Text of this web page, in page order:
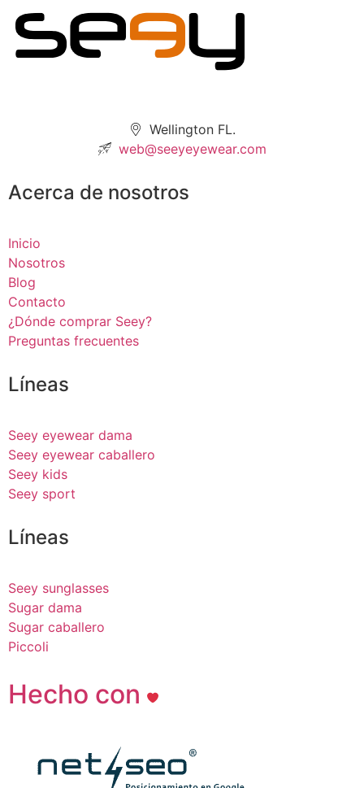
Wellington FL.
web@seeyeyewear.com
Acerca de nosotros
Inicio
Nosotros
Blog
Contacto
¿Dónde comprar Seey?
Preguntas frecuentes
Líneas
Seey eyewear dama
Seey eyewear caballero
Seey kids
Seey sport
Líneas
Seey sunglasses
Sugar dama
Sugar caballero
Piccoli
Hecho con